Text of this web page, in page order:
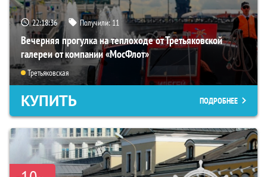
22:18:35 Получили: 11
Вечерняя прогулка на теплоходе от Третьяковской
галереи от компании «МосФлот»
Третьяковская
КУПИТЬ ПОДРОБНЕЕ